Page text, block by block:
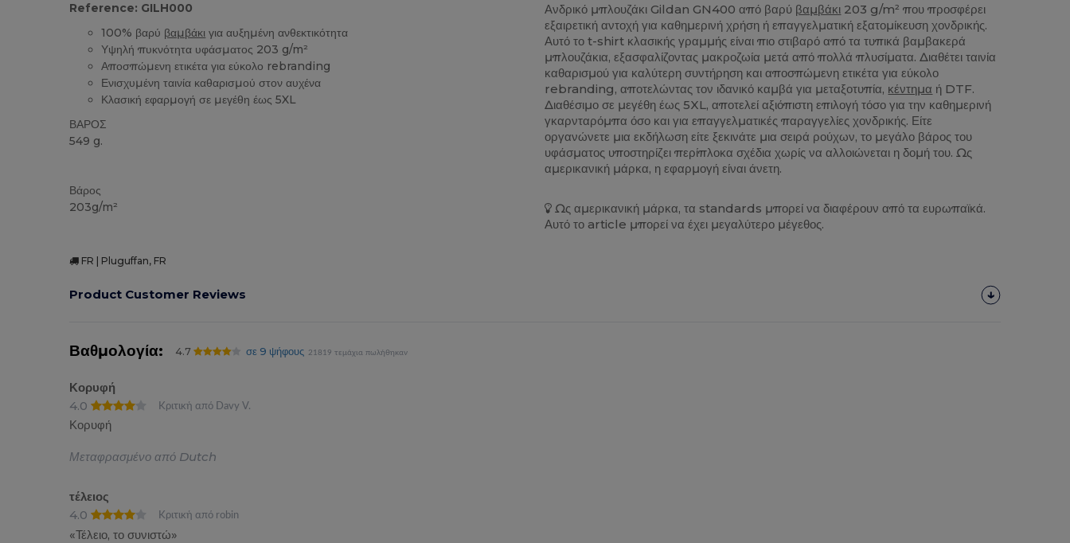
Reference: GILH000
100% βαρύ βαμβάκι για αυξημένη ανθεκτικότητα
Υψηλή πυκνότητα υφάσματος 203 g/m²
Αποσπώμενη ετικέτα για εύκολο rebranding
Ενισχυμένη ταινία καθαρισμού στον αυχένα
Κλασική εφαρμογή σε μεγέθη έως 5XL
ΒΑΡΟΣ
549 g.
Βάρος
203g/m²
Ανδρικό μπλουζάκι Gildan GN400 από βαρύ βαμβάκι 203 g/m² που προσφέρει
εξαιρετική αντοχή για καθημερινή χρήση ή επαγγελματική εξατομίκευση χονδρικής.
Αυτό το t-shirt κλασικής γραμμής είναι πιο στιβαρό από τα τυπικά βαμβακερά
μπλουζάκια, εξασφαλίζοντας μακροζωία μετά από πολλά πλυσίματα. Διαθέτει ταινία
καθαρισμού για καλύτερη συντήρηση και αποσπώμενη ετικέτα για εύκολο
rebranding, αποτελώντας τον ιδανικό καμβά για μεταξοτυπία, κέντημα ή DTF.
Διαθέσιμο σε μεγέθη έως 5XL, αποτελεί αξιόπιστη επιλογή τόσο για την καθημερινή
γκαρνταρόμπα όσο και για επαγγελματικές παραγγελίες χονδρικής. Είτε
οργανώνετε μια εκδήλωση είτε ξεκινάτε μια σειρά ρούχων, το μεγάλο βάρος του
υφάσματος υποστηρίζει περίπλοκα σχέδια χωρίς να αλλοιώνεται η δομή του. Ως
αμερικανική μάρκα, η εφαρμογή είναι άνετη.
Ως αμερικανική μάρκα, τα standards μπορεί να διαφέρουν από τα ευρωπαϊκά.
Αυτό το article μπορεί να έχει μεγαλύτερο μέγεθος.
FR | Pluguffan, FR
Product Customer Reviews
Βαθμολογία: 4.7 σε 9 ψήφους 21819 τεμάχια πωλήθηκαν
Κορυφή
4.0
Κριτική από Davy V.
Κορυφή
Μεταφρασμένο από Dutch
τέλειος
4.0
Κριτική από robin
«Τέλειο, το συνιστώ»